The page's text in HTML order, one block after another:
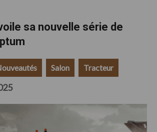
sa nouvelle série de
Salon Tracteur